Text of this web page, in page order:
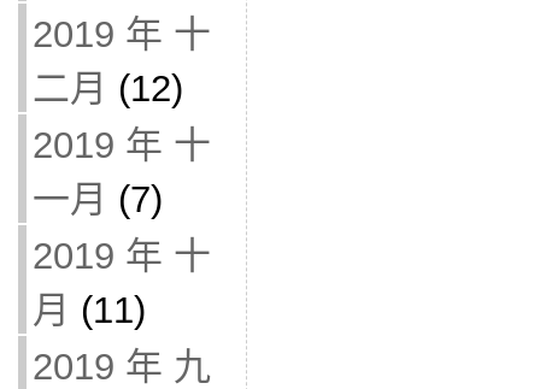
2019 年 十
二月 (12)
2019 年 十
一月 (7)
2019 年 十
月 (11)
2019 年 九